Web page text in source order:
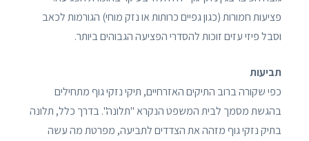
פציעות חמורות (כגון גפיים כרותות או נזק מוחי) הגורמות לכאב
וסבל פיזי עזים זוכות להסדרי הפציעה הגבוהים ביותר.
תביעות
כפי שקורה ברוב התיקים האזרחיים, תיקי נזקי גוף מתחילים
בהגשת מסמך לבית המשפט הנקרא "תלונה". בדרך כלל, תלונה
בתיק נזקי גוף מזהה את הצדדים לתביעה, מפרטת מה עשה